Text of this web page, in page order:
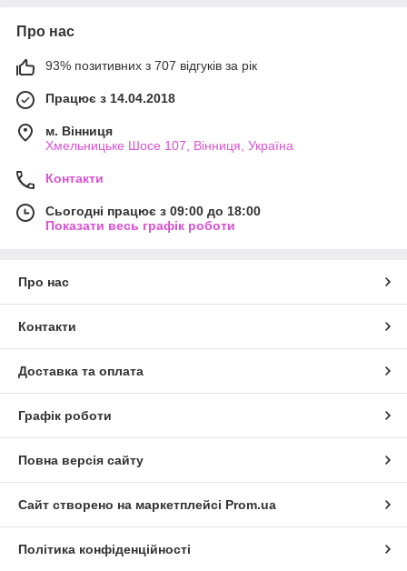
Про нас
93% позитивних з 707 відгуків за рік
Працює з 14.04.2018
м. Вінниця
Хмельницьке Шосе 107, Вінниця, Україна
Контакти
Сьогодні працює з 09:00 до 18:00
Показати весь графік роботи
Про нас
Контакти
Доставка та оплата
Графік роботи
Повна версія сайту
Сайт створено на маркетплейсі Prom.ua
Політика конфіденційності